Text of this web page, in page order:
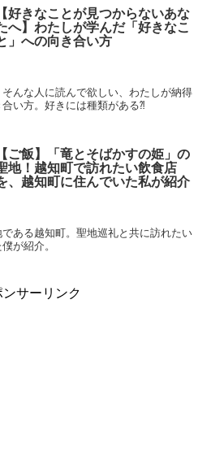
【好きなことが見つからないあな
へ】わたしが学んだ「好きなこ
」への向き合い方
んな人に読んで欲しい、わたしが納得
い方。好きには種類がある⁈
【ご飯】「竜とそばかすの姫」の
地！越知町で訪れたい飲食店
、越知町に住んでいた私が紹介
である越知町。聖地巡礼と共に訪れたい
が紹介。
ンサーリンク